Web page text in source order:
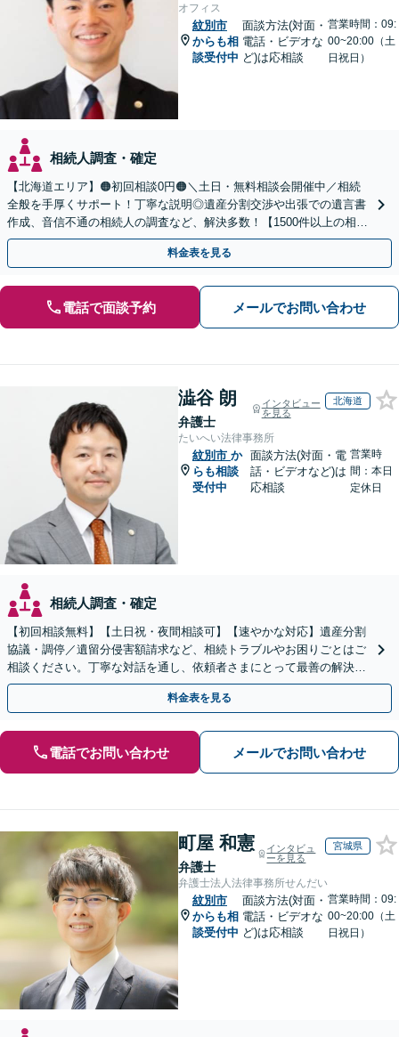
オフィス
紋別市
からも相
談受付中
面談方法(対面・
電話・ビデオな
ど)は応相談
営業時間：09:
00~20:00（土
日祝日）
相続人調査・確定
【北海道エリア】🟠初回相談0円🟠＼土日・無料相談会開催中／相続
全般を手厚くサポート！丁寧な説明◎遺産分割交渉や出張での遺言書
作成、音信不通の相続人の調査など、解決多数！【1500件以上の相談
実績あり】【分かりやすい料金体系】
料金表を見る
電話で面談予約 メールでお問い合わせ
澁谷 朗
弁護士
インタビュー
を見る
北海道
たいへい法律事務所
紋別市 か
らも相談
受付中
面談方法(対面・電
話・ビデオなど)は
応相談
営業時
間：本日
定休日
相続人調査・確定
【初回相談無料】【土日祝・夜間相談可】【速やかな対応】遺産分割
協議・調停／遺留分侵害額請求など、相続トラブルやお困りごとはご
相談ください。丁寧な対話を通し、依頼者さまにとって最善の解決を
目指します。
料金表を見る
電話でお問い合わせ メールでお問い合わせ
町屋 和憲
弁護士
インタビュ
ーを見る
宮城県
弁護士法人法律事務所せんだい
紋別市
からも相
談受付中
面談方法(対面・
電話・ビデオな
ど)は応相談
営業時間：09:
00~20:00（土
日祝日）